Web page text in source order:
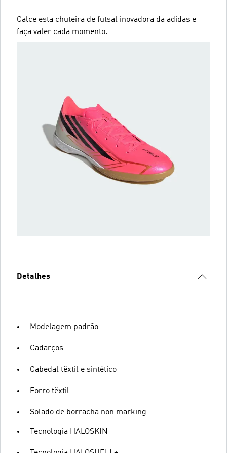
Calce esta chuteira de futsal inovadora da adidas e
faça valer cada momento.
Detalhes
Modelagem padrão
Cadarços
Cabedal têxtil e sintético
Forro têxtil
Solado de borracha non marking
Tecnologia HALOSKIN